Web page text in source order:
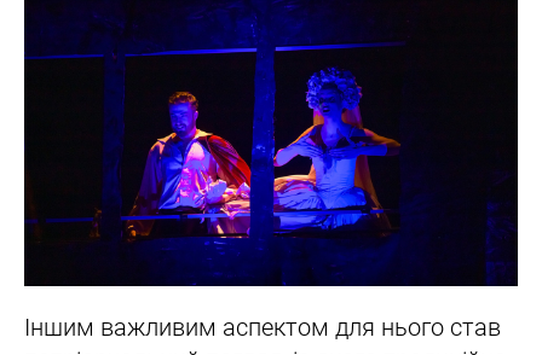
Іншим важливим аспектом для нього став